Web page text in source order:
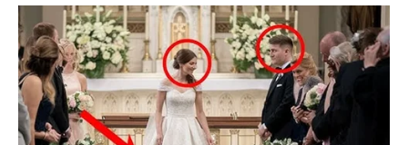
sliku kao odgovornog i pažljivog oca.